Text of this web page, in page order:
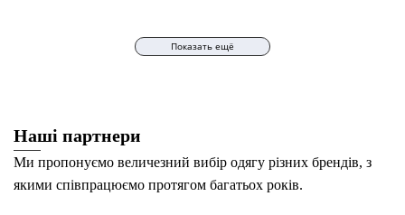
Показать ещё
Наші партнери
Ми пропонуємо величезний вибір одягу різних брендів, з
якими співпрацюємо протягом багатьох років.